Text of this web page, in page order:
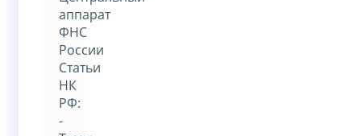
аппарат
ФНС
России
Статьи
НК
РФ:
-